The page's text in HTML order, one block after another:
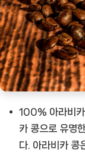
100% 아라비
카 콩으로 유명
다. 아라비카 콩